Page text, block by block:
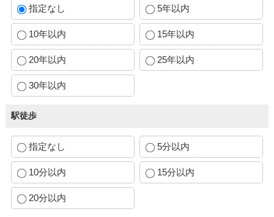
指定なし 5年以内
10年以内 15年以内
20年以内 25年以内
30年以内
駅徒歩
指定なし 5分以内
10分以内 15分以内
20分以内